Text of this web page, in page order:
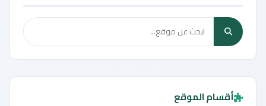
أقسام الموقع